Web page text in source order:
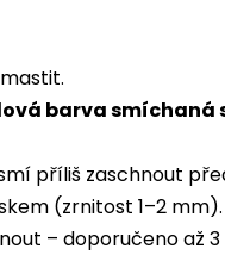
barva smíchaná
příliš zaschnout
(zrnitost 1–2 mm).
– doporučeno až 3